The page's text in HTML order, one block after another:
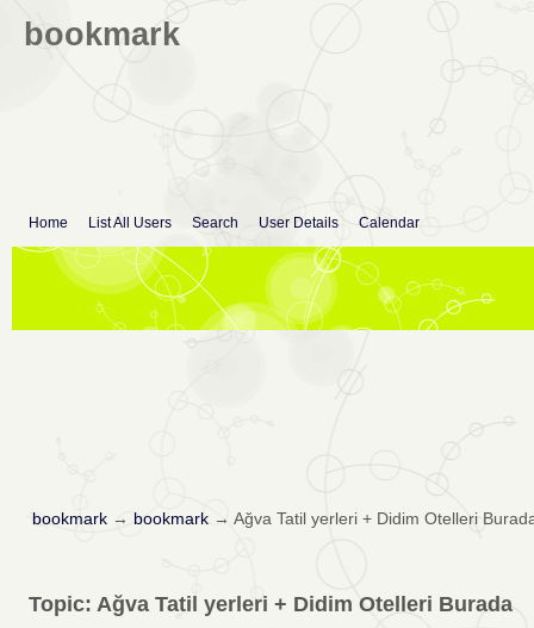
bookmark
Home List All Users Search User Details Calendar
bookmark→ bookmark→ Ağva Tatil yerleri + Didim Otelleri
Topic: Ağva Tatil yerleri + Didim Otelleri Burada